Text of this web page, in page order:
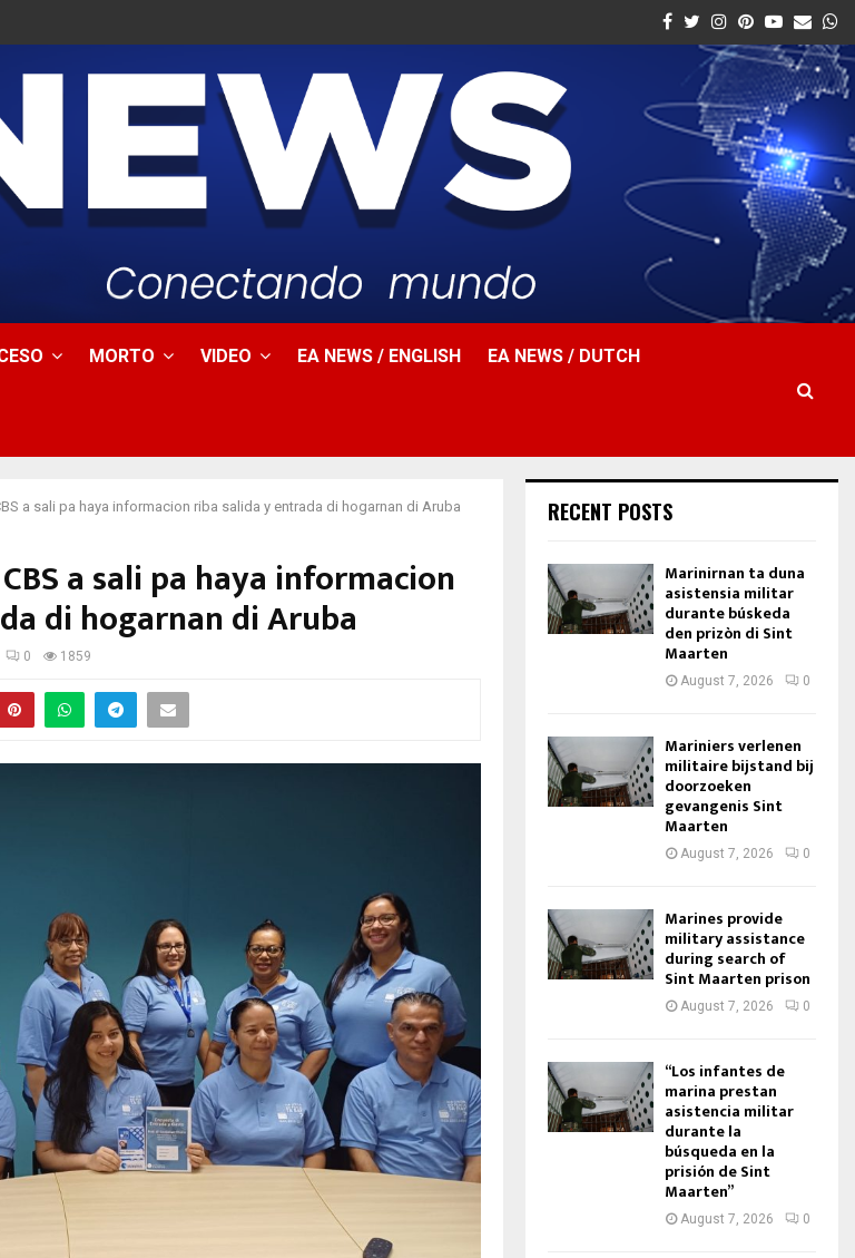
Facebook
Twitter
Instagram
Pinterest
Youtube
Email
MORTO VIDEO EA NEWS / ENGLISH EA NEWS / DUTCH
a sali pa haya informacion riba salida y entrada di hogarnan di Aruba
a sali pa haya informacion
di hogarnan di Aruba
0 1859
RECENT POSTS
Marinirnan ta duna
asistensia militar
durante búskeda
den prizòn di Sint
Maarten
August 7, 2026 0
Mariniers verlenen
militaire bijstand bij
doorzoeken
gevangenis Sint
Maarten
August 7, 2026 0
Marines provide
military assistance
during search of
Sint Maarten prison
August 7, 2026 0
“Los infantes de
marina prestan
asistencia militar
durante la
búsqueda en la
prisión de Sint
Maarten”
August 7, 2026 0